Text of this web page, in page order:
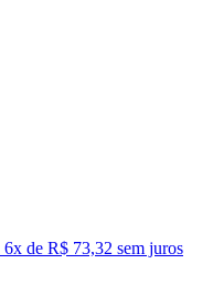
6x de R$ 73,32 sem juros